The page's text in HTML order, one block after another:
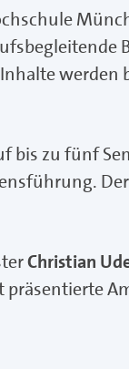
zu fünf
Christian
präsentierte